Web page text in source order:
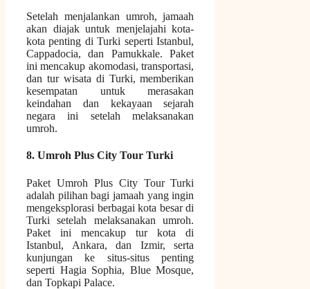
Setelah menjalankan umroh, jamaah
akan diajak untuk menjelajahi kota-
kota penting di Turki seperti Istanbul,
Cappadocia, dan Pamukkale. Paket
ini mencakup akomodasi, transportasi,
dan tur wisata di Turki, memberikan
kesempatan untuk merasakan
keindahan dan kekayaan sejarah
negara ini setelah melaksanakan
umroh.
8. Umroh Plus City Tour Turki
Paket Umroh Plus City Tour Turki
adalah pilihan bagi jamaah yang ingin
mengeksplorasi berbagai kota besar di
Turki setelah melaksanakan umroh.
Paket ini mencakup tur kota di
Istanbul, Ankara, dan Izmir, serta
kunjungan ke situs-situs penting
seperti Hagia Sophia, Blue Mosque,
dan Topkapi Palace.